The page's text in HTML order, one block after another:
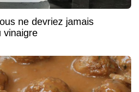
ne devriez jamais
vinaigre